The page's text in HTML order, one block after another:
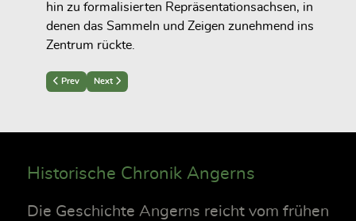
hin zu formalisierten Repräsentationsachsen, in
denen das Sammeln und Zeigen zunehmend ins
Zentrum rückte.
Previous article: Der sogenannte Damensalon
Prev Next article: Vom barocken Chambre zum Herrensalon des 19.
Next
Historische Chronik Angerns
Die Geschichte Angerns reicht vom frühen